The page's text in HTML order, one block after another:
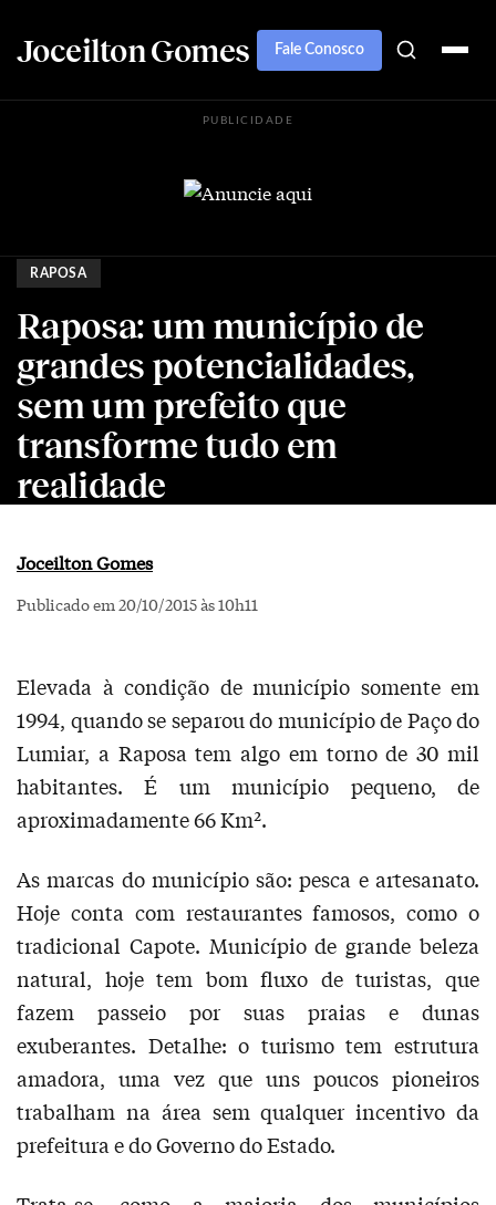
Joceilton Gomes Fale Conosco
PUBLICIDADE
RAPOSA
Raposa: um município de
grandes potencialidades,
sem um prefeito que
transforme tudo em
realidade
Joceilton Gomes
Publicado em 20/10/2015 às 10h11
Elevada à condição de município somente em
1994, quando se separou do município de Paço do
Lumiar, a Raposa tem algo em torno de 30 mil
habitantes. É um município pequeno, de
aproximadamente 66 Km².
As marcas do município são: pesca e artesanato.
Hoje conta com restaurantes famosos, como o
tradicional Capote. Município de grande beleza
natural, hoje tem bom fluxo de turistas, que
fazem passeio por suas praias e dunas
exuberantes. Detalhe: o turismo tem estrutura
amadora, uma vez que uns poucos pioneiros
trabalham na área sem qualquer incentivo da
prefeitura e do Governo do Estado.